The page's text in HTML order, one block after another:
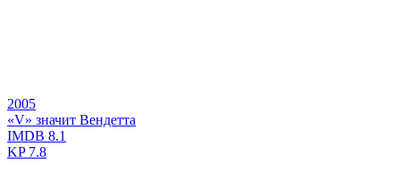
2005
«V» значит Вендетта
IMDB 8.1
KP7.8